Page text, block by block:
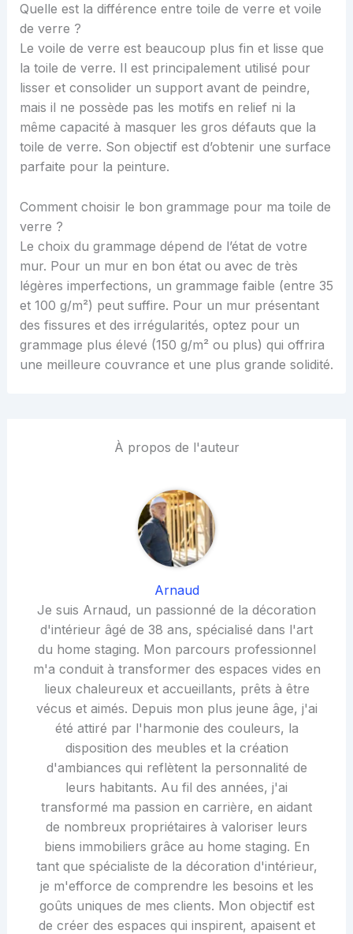
Quelle est la différence entre toile de verre et voile
de verre ?
Le voile de verre est beaucoup plus fin et lisse que
la toile de verre. Il est principalement utilisé pour
lisser et consolider un support avant de peindre,
mais il ne possède pas les motifs en relief ni la
même capacité à masquer les gros défauts que la
toile de verre. Son objectif est d’obtenir une surface
parfaite pour la peinture.
Comment choisir le bon grammage pour ma toile de
verre ?
Le choix du grammage dépend de l’état de votre
mur. Pour un mur en bon état ou avec de très
légères imperfections, un grammage faible (entre 35
et 100 g/m²) peut suffire. Pour un mur présentant
des fissures et des irrégularités, optez pour un
grammage plus élevé (150 g/m² ou plus) qui offrira
une meilleure couvrance et une plus grande solidité.
À propos de l'auteur
Arnaud
Je suis Arnaud, un passionné de la décoration
d'intérieur âgé de 38 ans, spécialisé dans l'art
du home staging. Mon parcours professionnel
m'a conduit à transformer des espaces vides en
lieux chaleureux et accueillants, prêts à être
vécus et aimés. Depuis mon plus jeune âge, j'ai
été attiré par l'harmonie des couleurs, la
disposition des meubles et la création
d'ambiances qui reflètent la personnalité de
leurs habitants. Au fil des années, j'ai
transformé ma passion en carrière, en aidant
de nombreux propriétaires à valoriser leurs
biens immobiliers grâce au home staging. En
tant que spécialiste de la décoration d'intérieur,
je m'efforce de comprendre les besoins et les
goûts uniques de mes clients. Mon objectif est
de créer des espaces qui inspirent, apaisent et